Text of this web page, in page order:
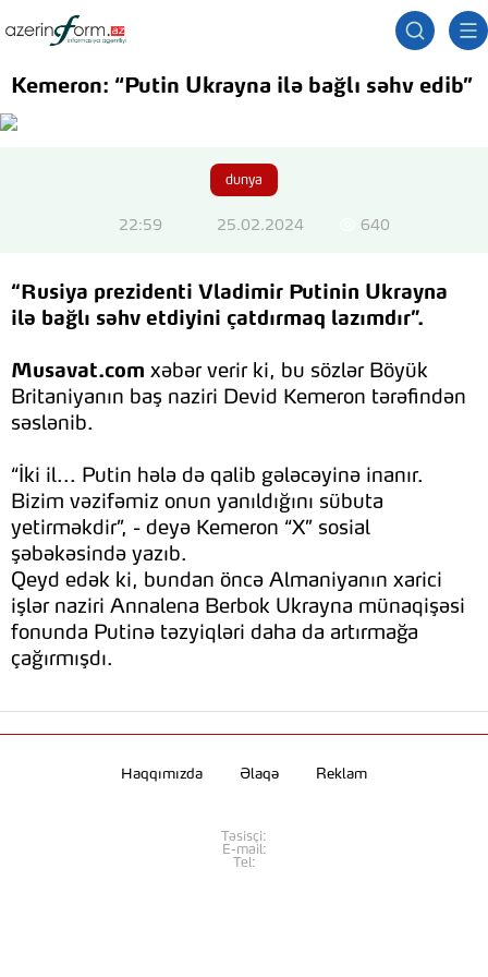
Kemeron: “Putin Ukrayna ilə bağlı səhv edib”
dunya
22:59 25.02.2024 640
“Rusiya prezidenti Vladimir Putinin Ukrayna
ilə bağlı səhv etdiyini çatdırmaq lazımdır”.
Musavat.com xəbər verir ki, bu sözlər Böyük
Britaniyanın baş naziri Devid Kemeron tərəfindən
səslənib.
“İki il... Putin hələ də qalib gələcəyinə inanır.
Bizim vəzifəmiz onun yanıldığını sübuta
yetirməkdir”, - deyə Kemeron “X” sosial
şəbəkəsində yazıb.
Qeyd edək ki, bundan öncə Almaniyanın xarici
işlər naziri Annalena Berbok Ukrayna münaqişəsi
fonunda Putinə təzyiqləri daha da artırmağa
çağırmışdı.
Haqqımızda Əlaqə Reklam
Təsisçi:
E-mail:
Tel: